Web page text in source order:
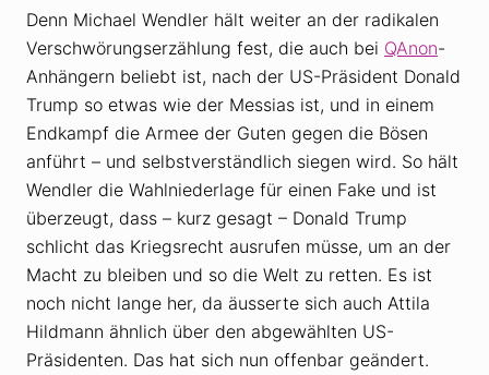
Denn Michael Wendler hält weiter an der radikalen
Verschwörungserzählung fest, die auch bei QAnon-
Anhängern beliebt ist, nach der US-Präsident Donald
Trump so etwas wie der Messias ist, und in einem
Endkampf die Armee der Guten gegen die Bösen
anführt – und selbstverständlich siegen wird. So hält
Wendler die Wahlniederlage für einen Fake und ist
überzeugt, dass – kurz gesagt – Donald Trump
schlicht das Kriegsrecht ausrufen müsse, um an der
Macht zu bleiben und so die Welt zu retten. Es ist
noch nicht lange her, da äusserte sich auch Attila
Hildmann ähnlich über den abgewählten US-
Präsidenten. Das hat sich nun offenbar geändert.